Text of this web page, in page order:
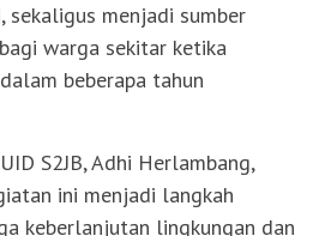
sekaligus menjadi sumber
warga sekitar ketika
beberapa tahun
S2JB, Adhi Herlambang,
ini menjadi langkah
keberlanjutan lingkungan dan